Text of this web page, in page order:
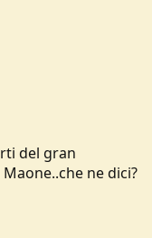
del gran
ne dici?